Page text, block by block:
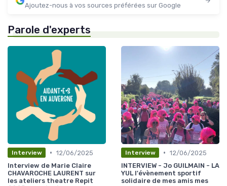
Ajoutez-nous à vos sources préférées sur Google
Parole d'experts
Interview • 12/06/2025
Interview de Marie Claire
CHAVAROCHE LAURENT sur
les ateliers theatre Repit
Interview • 12/06/2025
INTERVIEW - Jo GUILMAIN - LA
YUL l'évènement sportif
solidaire de mes amis mes